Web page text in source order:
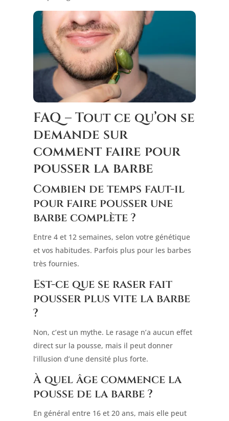
FAQ – Tout ce qu’on se
demande sur
comment faire pour
pousser la barbe
Combien de temps faut-il
pour faire pousser une
barbe complète ?
Entre 4 et 12 semaines, selon votre génétique
et vos habitudes. Parfois plus pour les barbes
très fournies.
Est-ce que se raser fait
pousser plus vite la barbe
?
Non, c’est un mythe. Le rasage n’a aucun effet
direct sur la pousse, mais il peut donner
l’illusion d’une densité plus forte.
À quel âge commence la
pousse de la barbe ?
En général entre 16 et 20 ans, mais elle peut